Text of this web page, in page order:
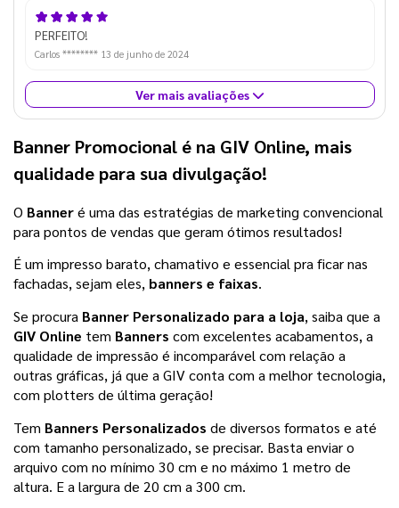
PERFEITO!
Carlos ******** 13 de junho de 2024
Ver mais avaliações
Banner Promocional é na GIV Online, mais
qualidade para sua divulgação!
O Banneré uma das estratégias de marketing convencional
para pontos de vendas que geram ótimos resultados!
É um impresso barato, chamativo e essencial pra ficar nas
fachadas, sejam eles, banners e faixas.
Se procura Banner Personalizado para a loja
GIV Online tem Banners com excelentes acabamentos, a
qualidade de impressão é incomparável com relação a
outras gráficas, já que a GIV conta com a melhor tecnologia,
com plotters de última geração!
Tem Banners Personalizados de diversos formatos e até
com tamanho personalizado, se precisar. Basta enviar o
arquivo com no mínimo 30 cm e no máximo 1 metro de
altura. E a largura de 20 cm a 300 cm.